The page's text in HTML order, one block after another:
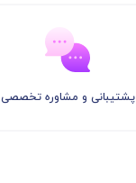
پشتیبانی و مشاوره تخصصی